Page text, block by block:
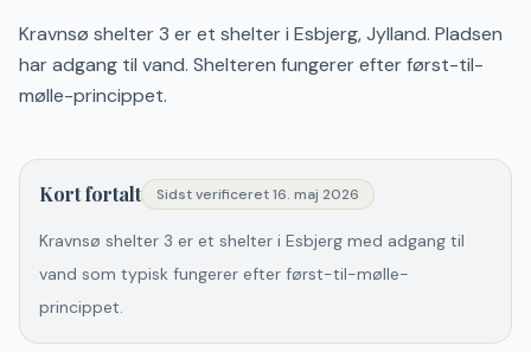
Kravnsø shelter 3 er et shelter i Esbjerg, Jylland. Pladsen
har adgang til vand. Shelteren fungerer efter først-til-
mølle-princippet.
Kort fortalt Sidst verificeret16. maj 2026
Kravnsø shelter 3 er et shelter i Esbjerg med adgang til
vand som typisk fungerer efter først-til-mølle-
princippet.